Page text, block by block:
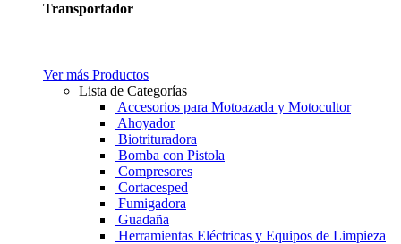
Transportador
Ver más Productos
Lista de Categorías
Accesorios para Motoazada y Motocultor
Ahoyador
Biotrituradora
Bomba con Pistola
Compresores
Cortacesped
Fumigadora
Guadaña
Herramientas Eléctricas y Equipos de Limpieza